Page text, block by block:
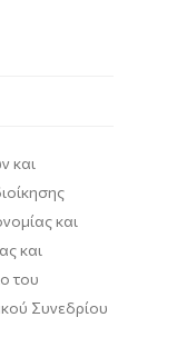
και
και
και
του
Συνεδρίου